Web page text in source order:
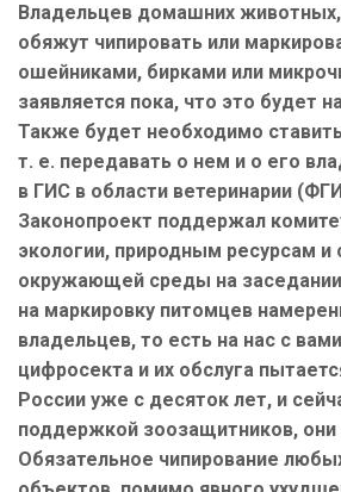
Владельцев домашних
обяжут чипировать или
ошейниками, бирками или
заявляется пока, что это будет
Также будет необходимо
т. е. передавать о нем и о его
в ГИС в области ветеринарии
Законопроект поддержал
экологии, природным ресурсам и
окружающей среды на
на маркировку питомцев
владельцев, то есть на нас с
цифросекта и их обслуга
России уже с десяток лет, и
поддержкой зоозащитников, они
Обязательное чипирование